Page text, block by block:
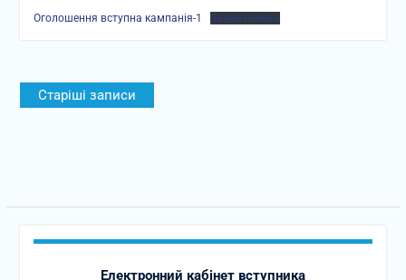
Оголошення вступна кампанія-1 Завантажити
Навігація
заСтаріші записи
Електронний кабінет вступника